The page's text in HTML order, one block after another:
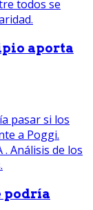
aporta
podría